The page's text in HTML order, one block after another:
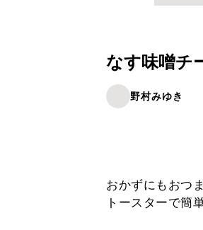
なす味噌チ
野村みゆき
おかずにもおつ
トースターで簡